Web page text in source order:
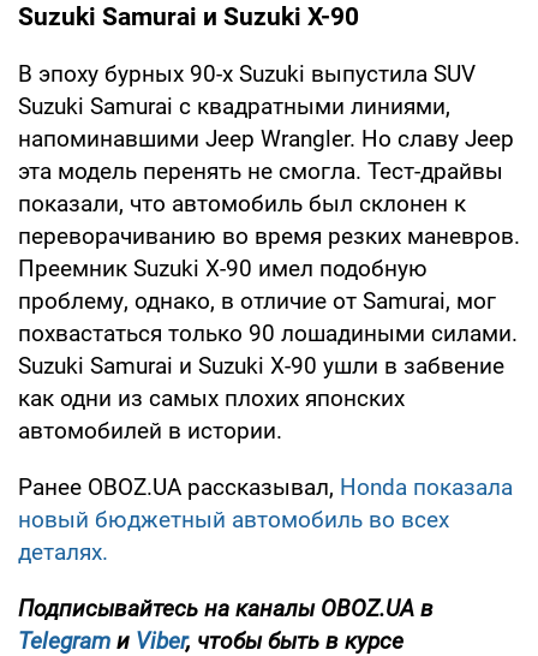
Suzuki Samurai и Suzuki X-90
В эпоху бурных 90-х Suzuki выпустила SUV
Suzuki Samurai с квадратными линиями,
напоминавшими Jeep Wrangler. Но славу Jeep
эта модель перенять не смогла. Тест-драйвы
показали, что автомобиль был склонен к
переворачиванию во время резких маневров.
Преемник Suzuki X-90 имел подобную
проблему, однако, в отличие от Samurai, мог
похвастаться только 90 лошадиными силами.
Suzuki Samurai и Suzuki X-90 ушли в забвение
как одни из самых плохих японских
автомобилей в истории.
Ранее OBOZ.UA рассказывал, Honda показала
новый бюджетный автомобиль во всех
деталях.
Подписывайтесь на каналы OBOZ.UA в
Telegram и Viber, чтобы быть в курсе